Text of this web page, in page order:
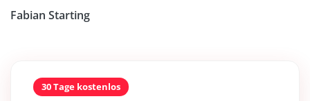
Fabian Starting
30 Tage kostenlos